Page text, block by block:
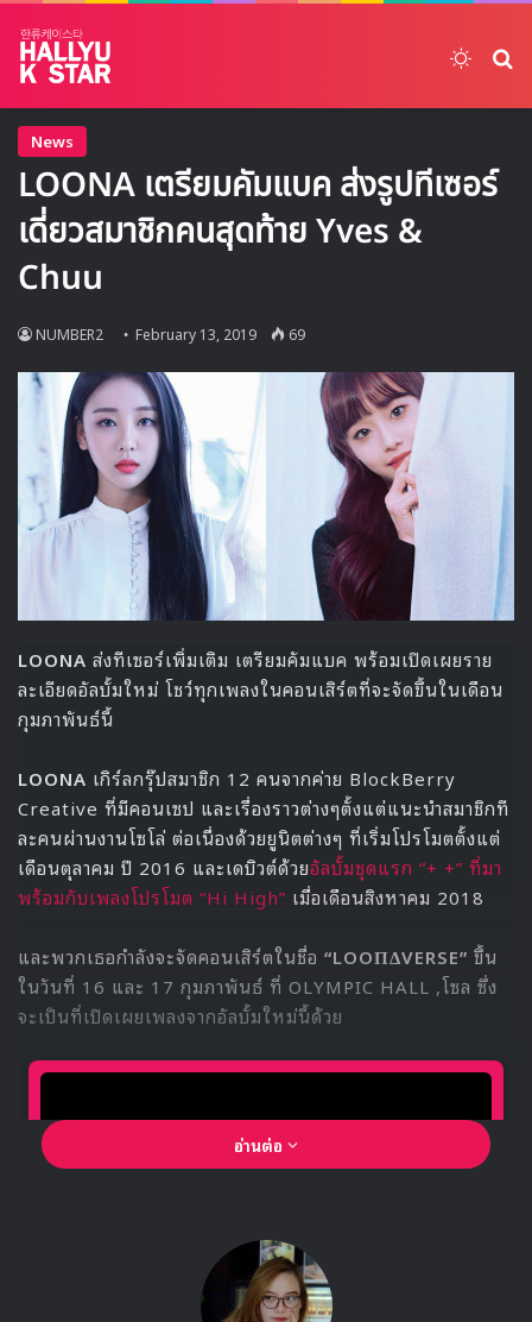
News
LOONA เตรียมคัมแบค ส่งรูปทีเซอร์
เดี่ยวสมาชิกคนสุดท้าย Yves &
Chuu
NUMBER2 February 13, 2019 69
LOONA ส่งทีเซอร์เพิ่มเติม เตรียมคัมแบค พร้อมเปิดเผยราย
ละเอียดอัลบั้มใหม่ โชว์ทุกเพลงในคอนเสิร์ตที่จะจัดขึ้นในเดือน
กุมภาพันธ์นี้
LOONA เกิร์ลกรุ๊ปสมาชิก 12 คนจากค่าย BlockBerry
Creative ที่มีคอนเซป และเรื่องราวต่างๆตั้งแต่แนะนำสมาชิกที
ละคนผ่านงานโซโล่ ต่อเนื่องด้วยยูนิตต่างๆ ที่เริ่มโปรโมตตั้งแต่
เดือนตุลาคม ปี 2016 และเดบิวต์ด้วยอัลบั้มชุดแรก “+ +” ที่มา
พร้อมกับเพลงโปรโมต “Hi High” เมื่อเดือนสิงหาคม 2018
และพวกเธอกำลังจะจัดคอนเสิร์ตในชื่อ “LOOΠΔVERSE” ขึ้น
ในวันที่ 16 และ 17 กุมภาพันธ์ ที่ OLYMPIC HALL ,โซล ซึ่ง
จะเป็นที่เปิดเผยเพลงจากอัลบั้มใหม่นี้ด้วย
อ่านต่อ